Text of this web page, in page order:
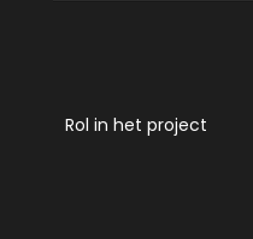
Rol in het project